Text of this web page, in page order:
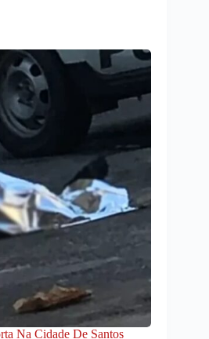
Na Cidade De Santos